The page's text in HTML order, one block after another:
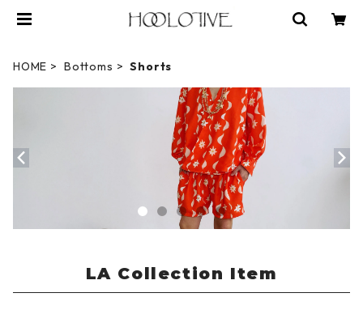
HOME Bottoms Shorts
LA Collection Item